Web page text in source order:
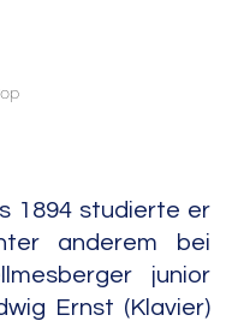
1894 studierte er
anderem bei
junior
Ernst (Klavier)